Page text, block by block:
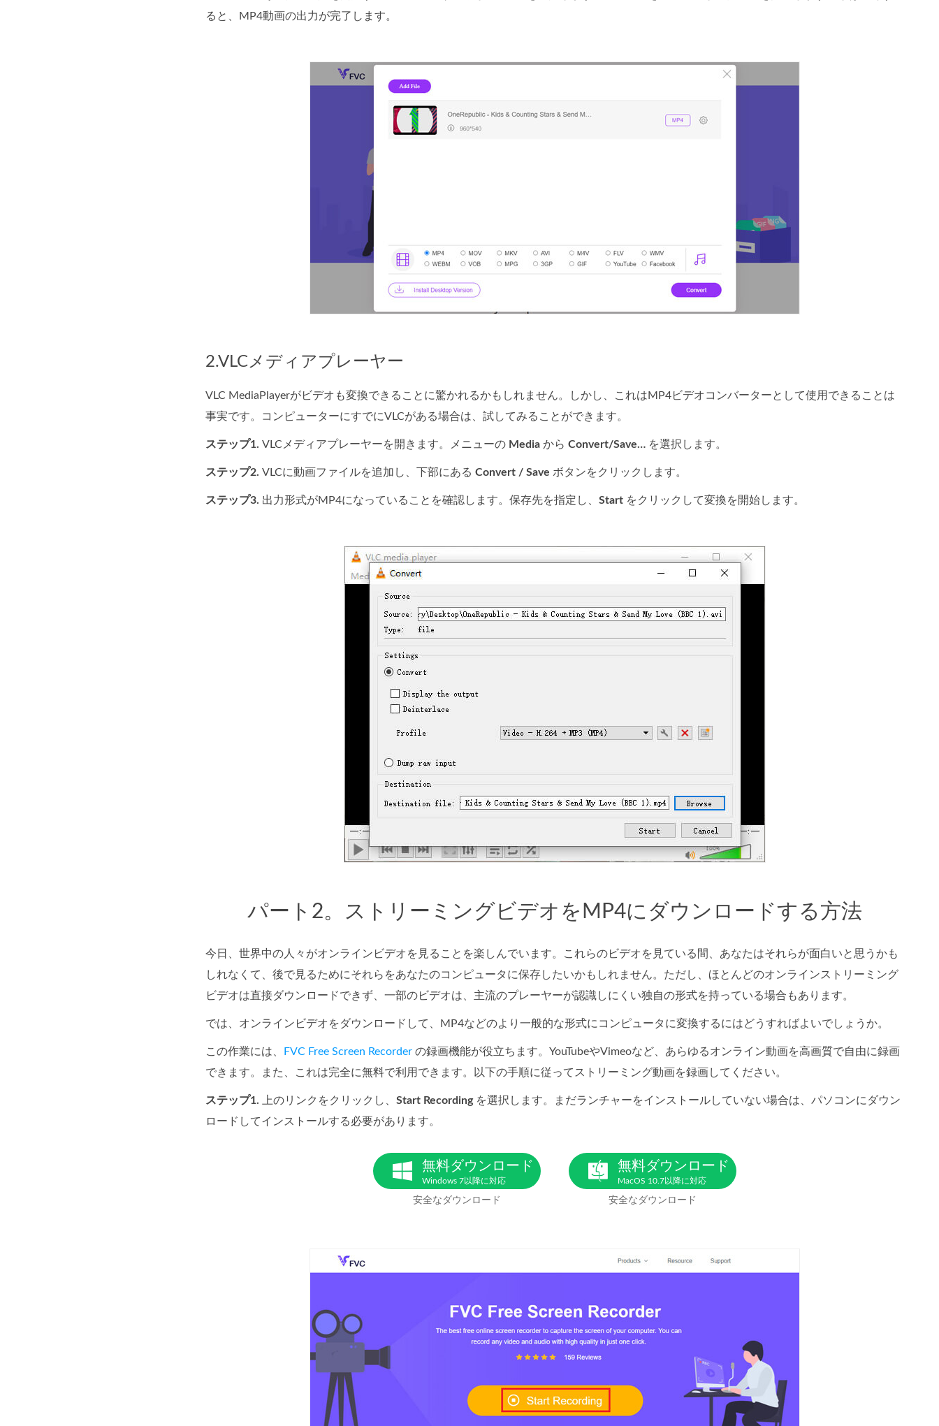
ると、MP4動画の出力が完了します。
2.VLCメディアプレーヤー
VLC MediaPlayerがビデオも変換できることに驚かれるかもしれません。しかし、これはMP4ビデオコンバーターとして使用できることは
事実です。コンピューターにすでにVLCがある場合は、試してみることができます。
ステップ1. VLCメディアプレーヤーを開きます。メニューの Media から Convert/Save… を選択します。
ステップ2. VLCに動画ファイルを追加し、下部にある Convert / Save ボタンをクリックします。
ステップ3. 出力形式がMP4になっていることを確認します。保存先を指定し、 Start をクリックして変換を開始します。
パート2。ストリーミングビデオをMP4にダウンロードする方法
今日、世界中の人々がオンラインビデオを見ることを楽しんでいます。これらのビデオを見ている間、あなたはそれらが面白いと思うかも
しれなくて、後で見るためにそれらをあなたのコンピュータに保存したいかもしれません。ただし、ほとんどのオンラインストリーミング
ビデオは直接ダウンロードできず、一部のビデオは、主流のプレーヤーが認識しにくい独自の形式を持っている場合もあります。
では、オンラインビデオをダウンロードして、MP4などのより一般的な形式にコンピュータに変換するにはどうすればよいでしょうか。
この作業には、 FVC Free Screen Recorder の録画機能が役立ちます。YouTubeやVimeoなど、あらゆるオンライン動画を高画質で自由に録画
できます。また、これは完全に無料で利用できます。以下の手順に従ってストリーミング動画を録画してください。
ステップ1. 上のリンクをクリックし、 Start Recordingを選択します。まだランチャーをインストールしていない場合は、パソコンにダウン
ロードしてインストールする必要があります。
無料ダウンロード
Windows 7以降に対応
安全なダウンロード
無料ダウンロード
MacOS 10.7以降に対応
安全なダウンロード